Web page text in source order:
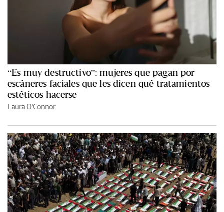
“Es muy destructivo”: mujeres que pagan por
escáneres faciales que les dicen qué tratamientos
estéticos hacerse
Laura O'Connor